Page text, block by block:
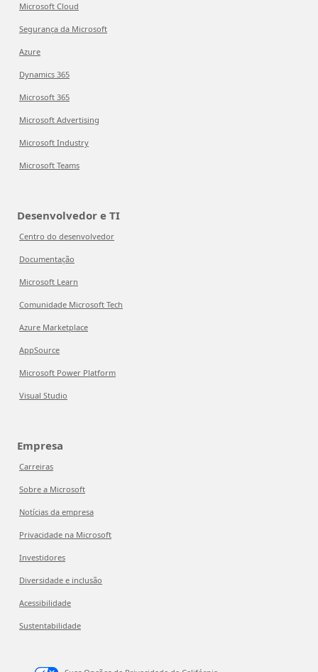
Microsoft Cloud
Segurança da Microsoft
Azure
Dynamics 365
Microsoft 365
Microsoft Advertising
Microsoft Industry
Microsoft Teams
Desenvolvedor e TI
Centro do desenvolvedor
Documentação
Microsoft Learn
Comunidade Microsoft Tech
Azure Marketplace
AppSource
Microsoft Power Platform
Visual Studio
Empresa
Carreiras
Sobre a Microsoft
Notícias da empresa
Privacidade na Microsoft
Investidores
Diversidade e inclusão
Acessibilidade
Sustentabilidade